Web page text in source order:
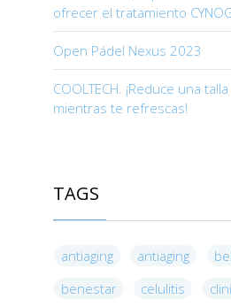
ofrecer el tratamiento
Open Pádel Nexus 2023
COOLTECH. ¡Reduce una
mientras te refrescas!
TAGS
antiaging antiaging
benestar
celulitis